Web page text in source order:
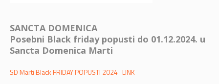
SANCTA DOMENICA
Posebni Black friday popusti do 01.12.2024. u
Sancta Domenica Marti
SD Marti Black FRIDAY POPUSTI 2024- LINK